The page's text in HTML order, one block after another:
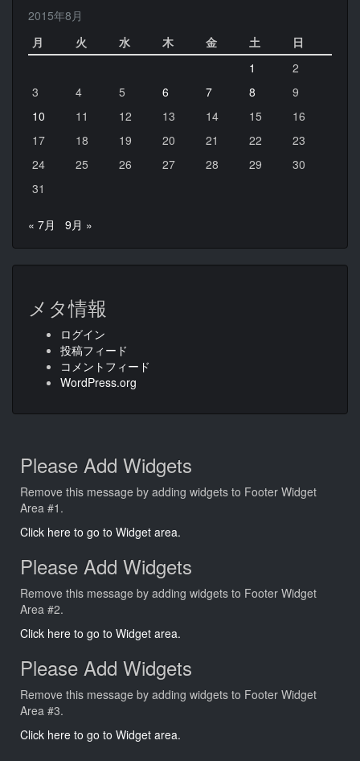
2015年8月
月
火 水 木 金 土
日
1
2
3
4 5 6 7 8
9
10
11 12 13 14 15
16
17
18 19 20 21 22
23
24
25 26 27 28 29
30
31
« 7月 9月 »
メタ情報
ログイン
投稿フィード
コメントフィード
WordPress.org
Please Add Widgets
Remove this message by adding widgets to Footer Widget
Area #1.
Click here to go to Widget area.
Please Add Widgets
Remove this message by adding widgets to Footer Widget
Area #2.
Click here to go to Widget area.
Please Add Widgets
Remove this message by adding widgets to Footer Widget
Area #3.
Click here to go to Widget area.